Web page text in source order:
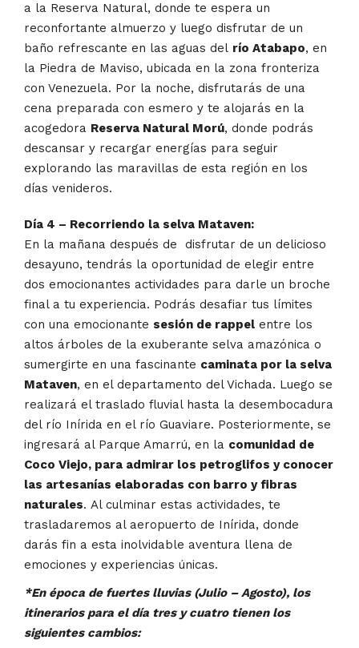
a la Reserva Natural, donde te espera un
reconfortante almuerzo y luego disfrutar de un
baño refrescante en las aguas del río Atabapo, en
la Piedra de Maviso, ubicada en la zona fronteriza
con Venezuela. Por la noche, disfrutarás de una
cena preparada con esmero y te alojarás en la
acogedora Reserva Natural Morú, donde podrás
descansar y recargar energías para seguir
explorando las maravillas de esta región en los
días venideros.
Día 4 – Recorriendo la selva Mataven:
En la mañana después de disfrutar de un delicioso
desayuno, tendrás la oportunidad de elegir entre
dos emocionantes actividades para darle un broche
final a tu experiencia. Podrás desafiar tus límites
con una emocionante sesión de rappel entre los
altos árboles de la exuberante selva amazónica o
sumergirte en una fascinante caminata por la selva
Mataven, en el departamento del Vichada. Luego se
realizará el traslado fluvial hasta la desembocadura
del río Inírida en el río Guaviare. Posteriormente, se
ingresará al Parque Amarrú, en la comunidad de
Coco Viejo, para admirar los petroglifos y conocer
las artesanías elaboradas con barro y fibras
naturales. Al culminar estas actividades, te
trasladaremos al aeropuerto de Inírida, donde
darás fin a esta inolvidable aventura llena de
emociones y experiencias únicas.
*En época de fuertes lluvias (Julio – Agosto), los
itinerarios para el día tres y cuatro tienen los
siguientes cambios: